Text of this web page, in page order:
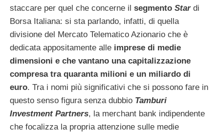
staccare per quel che concerne il segmento Stardi
Borsa Italiana: si sta parlando, infatti, di quella
divisione del Mercato Telematico Azionario che è
dedicata appositamente alle imprese di medie
dimensioni e che vantano una capitalizzazione
compresa tra quaranta milioni e un miliardo di
euro. Tra i nomi più significativi che si possono fare in
questo senso figura senza dubbio Tamburi
Investment Partners, la merchant bank indipendente
che focalizza la propria attenzione sulle medie